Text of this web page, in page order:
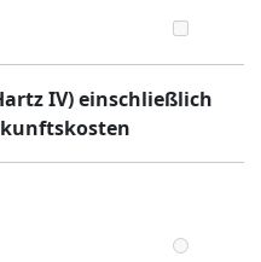
IV) einschließlich